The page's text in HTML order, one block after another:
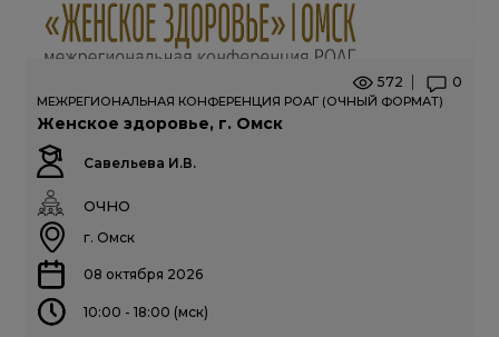
572 0
МЕЖРЕГИОНАЛЬНАЯ КОНФЕРЕНЦИЯ РОАГ (ОЧНЫЙ ФОРМАТ)
Женское здоровье, г. Омск
Савельева И.В.
ОЧНО
г. Омск
08 октября 2026
10:00 - 18:00 (мск)